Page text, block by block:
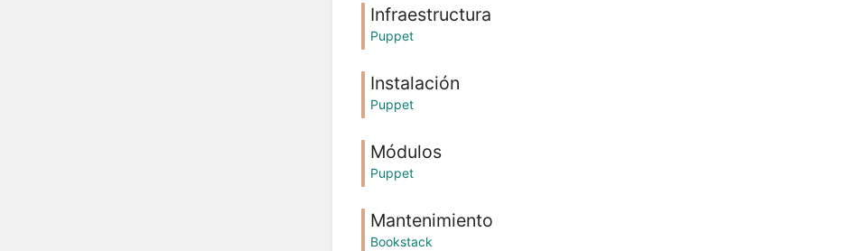
Infraestructura
Puppet
Instalación
Puppet
Módulos
Puppet
Mantenimiento
Bookstack